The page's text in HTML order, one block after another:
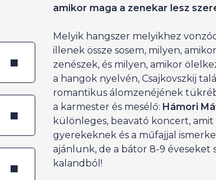
amikor maga a zenekar lesz
Melyik hangszer melyikhez
illenek össze sosem, milyen,
zenészek, és milyen, amikor
a hangok nyelvén, Csajkovszkij
romantikus álomzenéjének
a karmester és mesélő: Hámori
különleges, beavató koncert,
gyerekeknek és a műfajjal
ajánlunk, de a bátor 8-9 éveseket
kalandból!